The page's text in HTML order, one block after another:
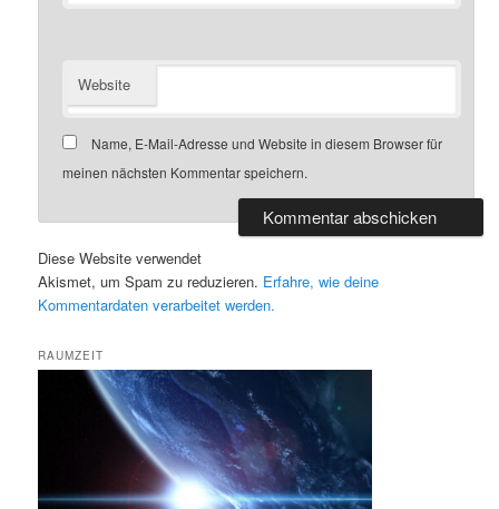
Website
Name, E-Mail-Adresse und Website in diesem Browser für
meinen nächsten Kommentar speichern.
Diese Website verwendet
Akismet, um Spam zu reduzieren. Erfahre, wie deine
Kommentardaten verarbeitet werden.
RAUMZEIT